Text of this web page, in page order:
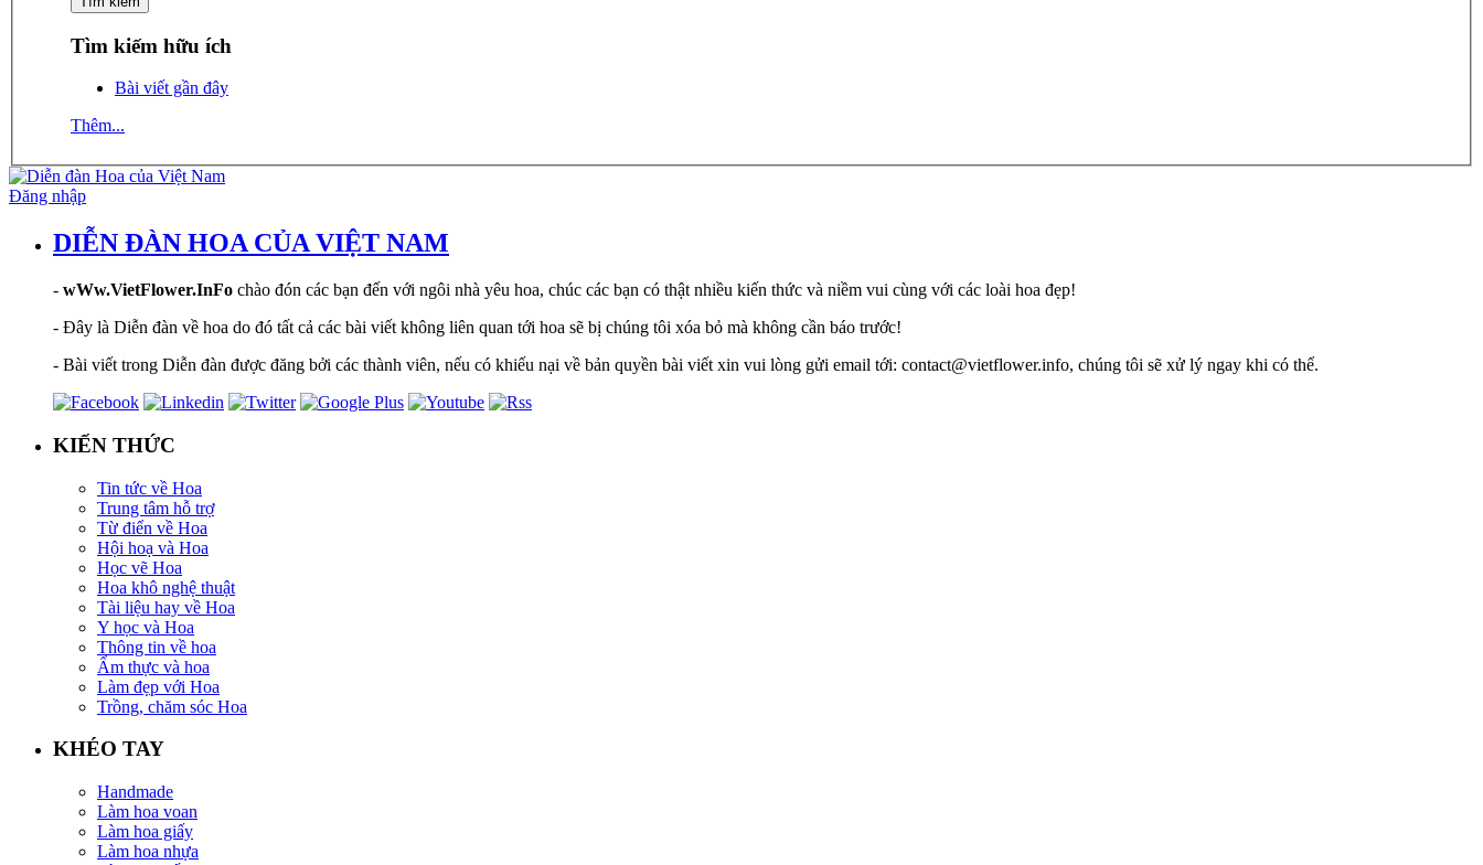
Tìm kiếm hữu ích
Bài viết gần đây
Thêm...
Đăng nhập
DIỄN ĐÀN HOA CỦA VIỆT NAM
- wWw.VietFlower.InFo chào đón các bạn đến với ngôi nhà yêu hoa, chúc các bạn có thật nhiều kiến thức và niềm vui cùng với các loài hoa đẹp!
- Đây là Diễn đàn về hoa do đó tất cả các bài viết không liên quan tới hoa sẽ bị chúng tôi xóa bỏ mà không cần báo trước!
- Bài viết trong Diễn đàn được đăng bởi các thành viên, nếu có khiếu nại về bản quyền bài viết xin vui lòng gửi email tới: contact@vietflower.info, chúng tôi sẽ xử lý ngay khi có thể.
KIẾN THỨC
Tin tức về Hoa
Trung tâm hỗ trợ
Từ điển về Hoa
Hội hoạ và Hoa
Học vẽ Hoa
Hoa khô nghệ thuật
Tài liệu hay về Hoa
Y học và Hoa
Thông tin về hoa
Ẩm thực và hoa
Làm đẹp với Hoa
Trồng, chăm sóc Hoa
KHÉO TAY
Handmade
Làm hoa voan
Làm hoa giấy
Làm hoa nhựa